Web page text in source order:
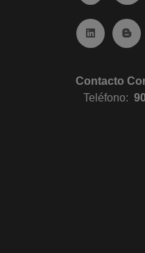
Ir a Ir
Contacto
Teléfono: